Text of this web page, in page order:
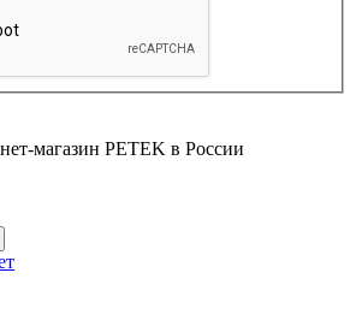
магазин PETEK в России